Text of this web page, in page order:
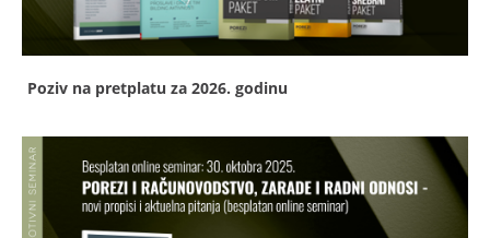
Poziv na pretplatu za 2026. godinu